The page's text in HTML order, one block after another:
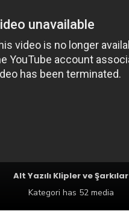
Alt Yazılı Klipler ve Şarkılar
Kategori has 52 media